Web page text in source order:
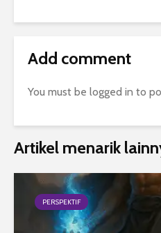
Add comment
You must be logged in to
Artikel menarik
PERSPEKTIF